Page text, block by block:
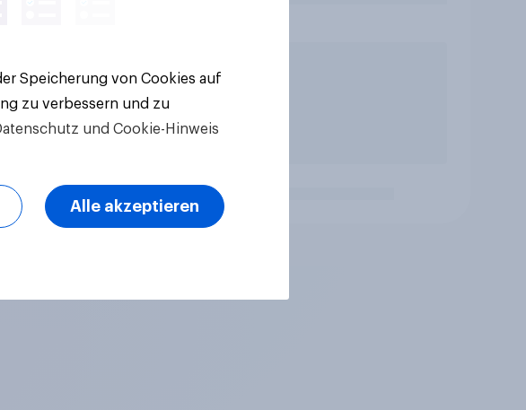
Speicherung von Cookies auf
zu verbessern und zu
und Cookie-Hinweis
Alle akzeptieren